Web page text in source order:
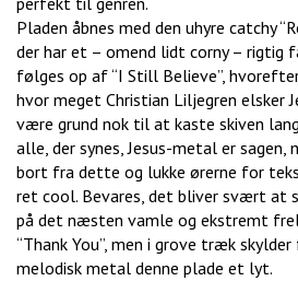
Pladen åbnes med den uhyre catchy
der har et – omend lidt corny – rigtig
følges op af “I Still Believe”,
hvor meget Christian Liljegren elsker
være grund nok til at kaste skiven
alle, der synes, Jesus-metal er sagen,
bort fra dette og lukke ørerne for
ret cool. Bevares, det bliver svært at
på det næsten vamle og ekstremt
“Thank You”, men i grove træk
melodisk metal denne plade et lyt.